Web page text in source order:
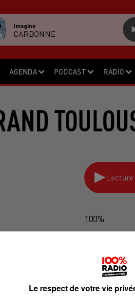
AGENDA PODCAST RADIO
Imagine
CARBONNE
Lecture
100%
Le respect de votre vie